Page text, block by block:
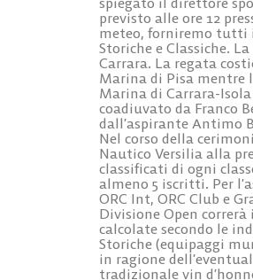
previsto alle ore 12
meteo, forniremo tutti
Storiche e Classiche.
Carrara. La regata
Marina di Pisa mentre
Marina di Carrara-
coadiuvato da Franco
dall’aspirante Antimo
Nel corso della
Nautico Versilia alla
classificati di ogni
almeno 5 iscritti. Per
ORC Int, ORC Club e
Divisione Open correrà
calcolate secondo le
Storiche (equipaggi
in ragione
tradizionale vin